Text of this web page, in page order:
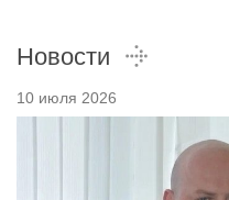
Новости
10 июля 2026